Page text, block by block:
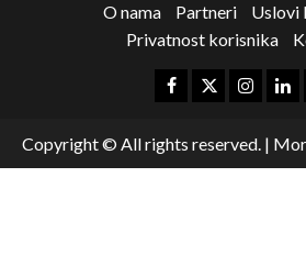
O nama Partneri
Uslovi
Privatnost korisnika
Copyright © All rights reserved. |